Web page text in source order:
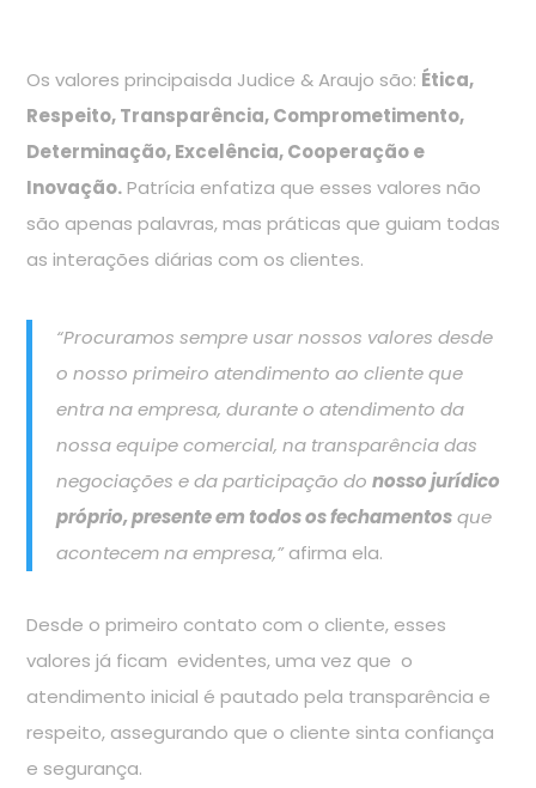
Os valores principaisda Judice & Araujo são: Ética,
Respeito, Transparência, Comprometimento,
Determinação, Excelência, Cooperação e
Inovação.Patrícia enfatiza que esses valores não
são apenas palavras, mas práticas que guiam todas
as interações diárias com os clientes.
“Procuramos sempre usar nossos valores desde
o nosso primeiro atendimento ao cliente que
entra na empresa, durante o atendimento da
nossa equipe comercial, na transparência das
negociações e da participação donosso jurídico
próprio, presente em todos os fechamentosque
acontecem na empresa,”afirma ela.
Desde o primeiro contato com o cliente, esses
valores já ficam evidentes, uma vez que o
atendimento inicial é pautado pela transparência e
respeito, assegurando que o cliente sinta confiança
e segurança.